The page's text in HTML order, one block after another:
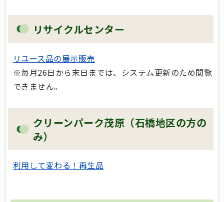
リサイクルセンター
リユース品の展示販売
※毎月26日から末日までは、システム更新のため閲覧
できません。
クリーンパーク茂原（石橋地区の方の
み）
利用して変わる！再生品